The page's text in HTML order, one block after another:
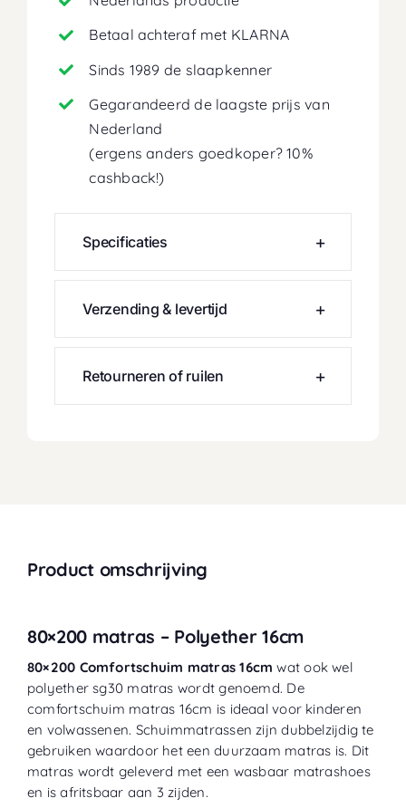
Betaal achteraf met KLARNA
Sinds 1989 de slaapkenner
Gegarandeerd de laagste prijs van
Nederland
(ergens anders goedkoper? 10%
cashback!)
Specificaties
Verzending & levertijd
Retourneren of ruilen
Product omschrijving
80×200 matras – Polyether 16cm
80×200 Comfortschuim matras 16cm wat ook wel
polyether sg30 matras wordt genoemd. De
comfortschuim matras 16cm is ideaal voor kinderen
en volwassenen. Schuimmatrassen zijn dubbelzijdig te
gebruiken waardoor het een duurzaam matras is. Dit
matras wordt geleverd met een wasbaar matrashoes
en is afritsbaar aan 3 zijden.